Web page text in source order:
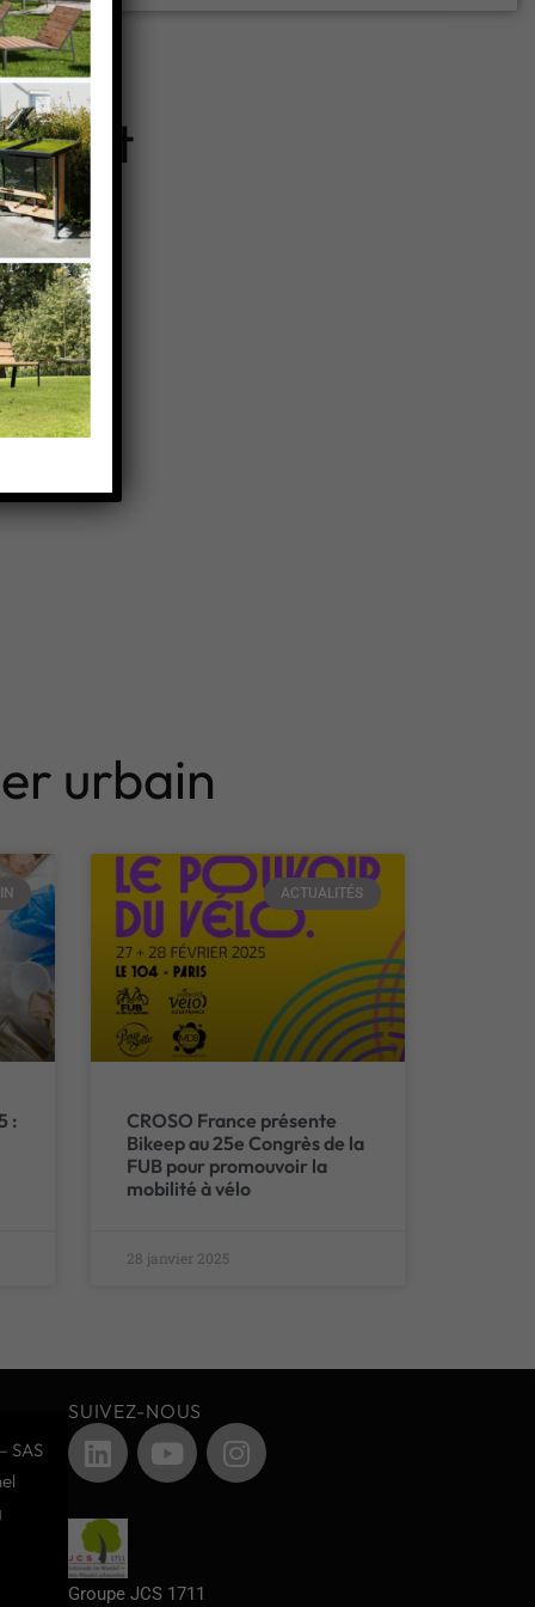
urbain
:
ACTUALITÉS
CROSO France présente
Bikeep au 25e Congrès de la
FUB pour promouvoir la
mobilité à vélo
28 janvier 2025
SAS
SUIVEZ-NOUS
Groupe JCS 1711